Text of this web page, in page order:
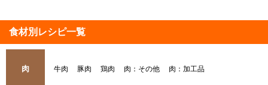
食材別レシピ一覧
肉 牛肉 豚肉 鶏肉 肉：その他 肉：加工品